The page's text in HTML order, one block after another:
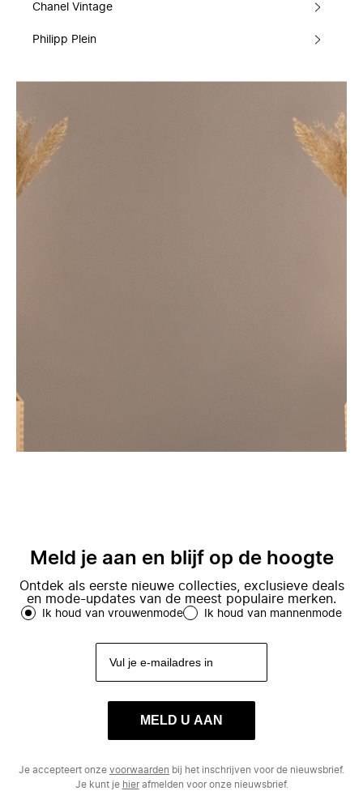
Chanel Vintage
Philipp Plein
Meld je aan en blijf op de hoogte
Ontdek als eerste nieuwe collecties, exclusieve deals
en mode-updates van de meest populaire merken.
Ik houd van vrouwenmode Ik houd van mannenmode
MELD U AAN
Je accepteert onze voorwaarden bij het inschrijven voor de nieuwsbrief.
Je kunt je hierafmelden voor onze nieuwsbrief.